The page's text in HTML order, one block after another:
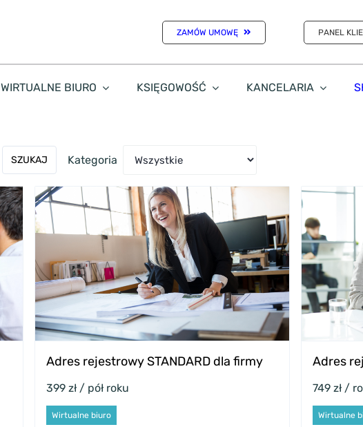
ZAMÓW UMOWĘ PANEL
WIRTUALNE BIURO KSIĘGOWOŚĆ KANCELARIA
SZUKAJ Kategoria
Adres rejestrowy STANDARD dla firmy
399 zł / pół roku
Wirtualne biuro
Adres
749 zł /
Wirtualne